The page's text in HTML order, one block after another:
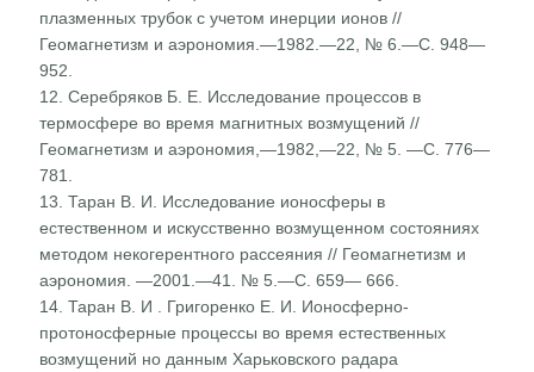
плазменных трубок с учетом инерции ионов //
Геомагнетизм и аэроно­мия.—1982.—22, № 6.—С. 948—
952.
12. Серебряков Б. Е. Исследование процессов в
термосфере во время магнитных возмущений //
Геомагнетизм и аэроно­мия,—1982,—22, № 5. —С. 776—
781.
13. Таран В. И. Исследование ионосферы в
естественном и искусственно возмущенном состояниях
методом некогерен­тного рассеяния // Геомагнетизм и
аэрономия. —2001.—41. № 5.—С. 659— 666.
14. Таран В. И . Григоренко Е. И. Ионосферно-
протоносферные процессы во время естественных
возмущений но дан­ным Харьковского радара